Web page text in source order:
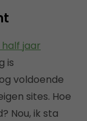
jaar
is
voldoende
sites. Hoe
Nou, ik sta